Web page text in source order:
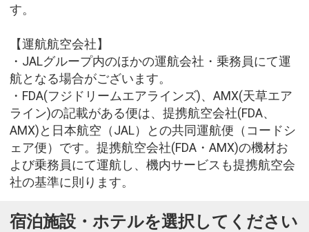
す。
【運航航空会社】
・JALグループ内のほかの運航会社・乗務員にて運
航となる場合がございます。
・FDA(フジドリームエアラインズ)、AMX(天草エア
ライン)の記載がある便は、提携航空会社(FDA、
AMX)と日本航空（JAL）との共同運航便（コードシ
ェア便）です。提携航空会社(FDA・AMX)の機材お
よび乗務員にて運航し、機内サービスも提携航空会
社の基準に則ります。
宿泊施設・ホテルを選択してください